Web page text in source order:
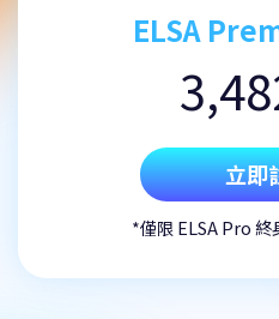
ELSA
立即
*僅限 ELSA Pro